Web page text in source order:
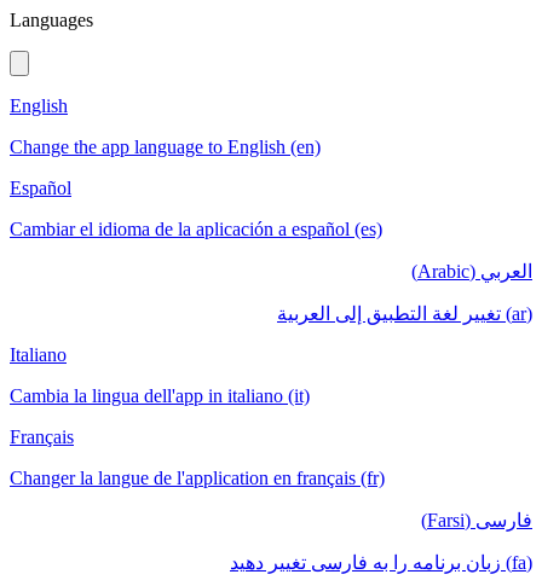
Languages
English
Change the app language to English (en)
Español
Cambiar el idioma de la aplicación a español (es)
العربي (Arabic)
(ar) تغيير لغة التطبيق إلى العربية
Italiano
Cambia la lingua dell'app in italiano (it)
Français
Changer la langue de l'application en français (fr)
فارسی (Farsi)
(fa) زبان برنامه را به فارسی تغییر دهید